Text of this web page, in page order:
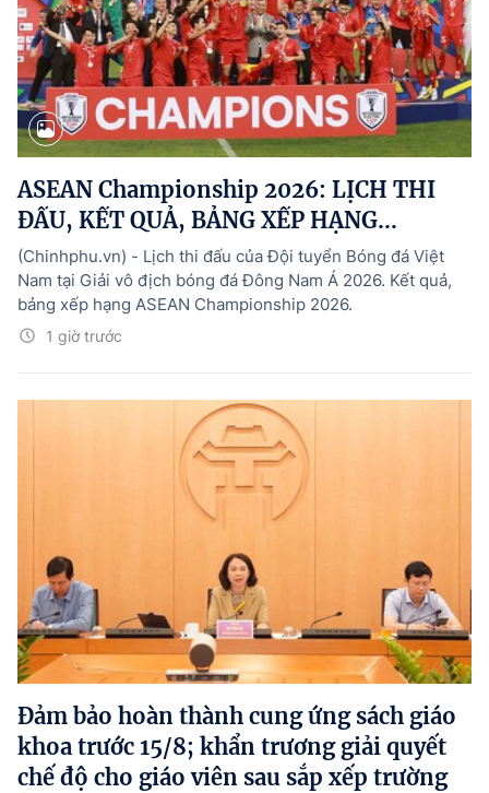
ASEAN Championship 2026: LỊCH THI
ĐẤU, KẾT QUẢ, BẢNG XẾP HẠNG...
1 giờ trước
(Chinhphu.vn) - Lịch thi đấu của Đội tuyển Bóng đá Việt
Nam tại Giải vô địch bóng đá Đông Nam Á 2026. Kết quả,
bảng xếp hạng ASEAN Championship 2026.
Đảm bảo hoàn thành cung ứng sách giáo
khoa trước 15/8; khẩn trương giải quyết
chế độ cho giáo viên sau sắp xếp trường